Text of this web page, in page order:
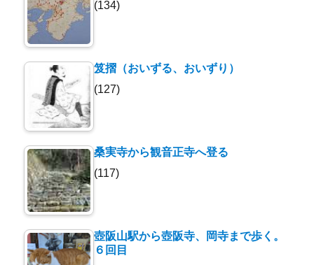
(134)
笈摺（おいずる、おいずり）
(127)
桑実寺から観音正寺へ登る
(117)
壺阪山駅から壺阪寺、岡寺まで歩く。
６回目